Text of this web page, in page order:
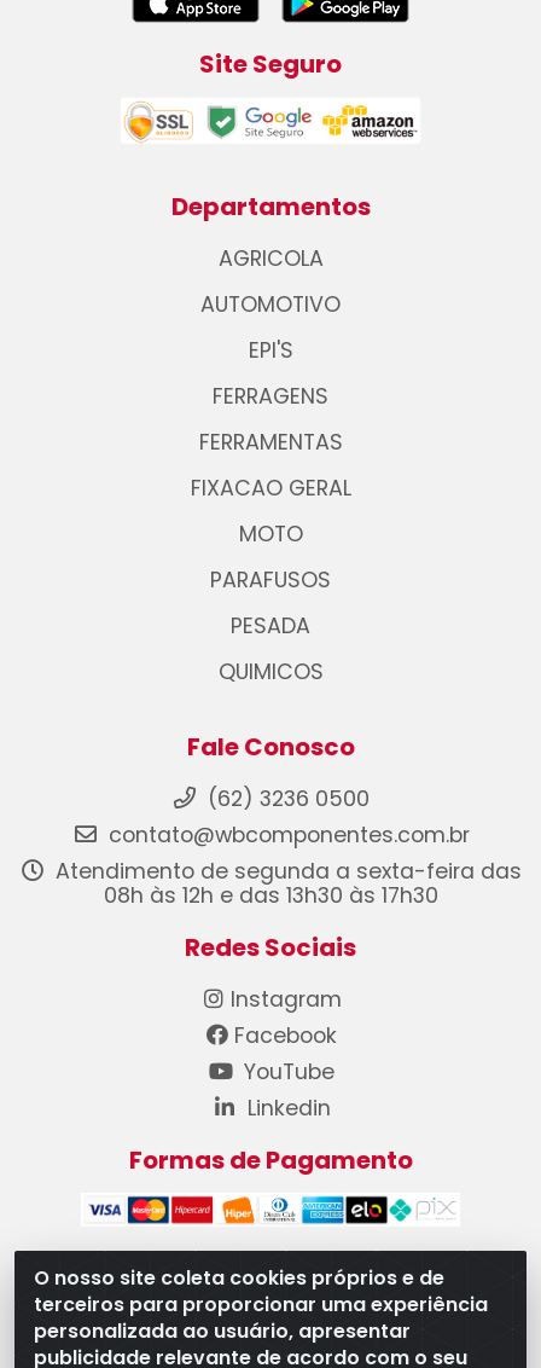
O nosso site coleta cookies próprios e de
terceiros para proporcionar uma experiência
personalizada ao usuário, apresentar
publicidade relevante de acordo com o seu
Site Seguro
Departamentos
AGRICOLA
AUTOMOTIVO
EPI'S
FERRAGENS
FERRAMENTAS
FIXACAO GERAL
MOTO
PARAFUSOS
PESADA
QUIMICOS
Fale Conosco
(62) 3236 0500
contato@wbcomponentes.com.br
Atendimento de segunda a sexta-feira das
08h às 12h e das 13h30 às 17h30
Redes Sociais
Instagram
Facebook
YouTube
Linkedin
Formas de Pagamento
WB Componentes Automotivos LTDA - CNPJ
08.528.393/0001-12 - Rua do Níquel, 667 - Parque
Oeste Industrial, Goiânia/GO - CEP 74375-660